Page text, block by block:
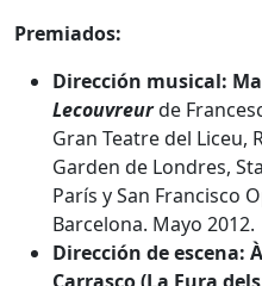
Premiados:
Dirección musical:
Lecouvreurde
Gran Teatre del Liceu,
Garden de Londres,
París y San Francisco
Barcelona. Mayo 2012.
Dirección de escena: